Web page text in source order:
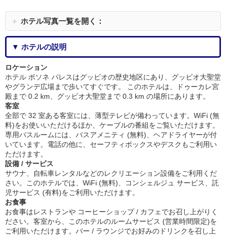
＋ ホテル写真一覧を開く：
▼ ホテルの説明
ロケーション
ホテル ボソネ パレスはグッビオの歴史地区にあり、グッビオ大聖堂
やグランデ広場まで歩いてすぐです。 このホテルは、ドゥーカレ宮
殿まで 0.2 km、グッビオ大聖堂まで 0.3 km の場所にあります。
客室
全部で 32 室ある客室には、薄型テレビが備わっています。WiFi (無
料)をお使いいただけるほか、ケーブルの番組をご覧いただけます。
専用バスルームには、バスアメニティ (無料)、ヘアドライヤーが付
いています。電話の他に、セーフティボックスやデスクもご利用い
ただけます。
設備 / サービス
サウナ、自転車レンタルなどのレクリエーション設備をご利用くだ
さい。このホテルでは、WiFi (無料)、コンシェルジュ サービス、託
児サービス (有料)をご利用いただけます。
お食事
お食事はレストランや コーヒーショップ / カフェでお召し上がりく
ださい。客室から、このホテルのルームサービス (営業時間限定)を
ご利用いただけます。バー / ラウンジでお好みのドリンクを召し上